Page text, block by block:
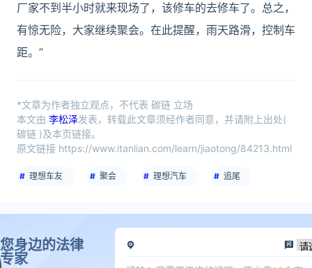
厂家不到半小时就来现场了，该修车的去修车了。总之，
有惊无险，大家继续聚会。在此提醒，雨天路滑，控制车
距。”
*文章为作者独立观点，不代表 碳链 立场
本文由 李松泽发表，转载此文章须经作者同意，并请附上出处(
碳链 )及本页链接。
原文链接 https://www.itanlian.com/learn/jiaotong/84213.html
理想车友 聚会 理想汽车 追尾
您身边的法律
专家